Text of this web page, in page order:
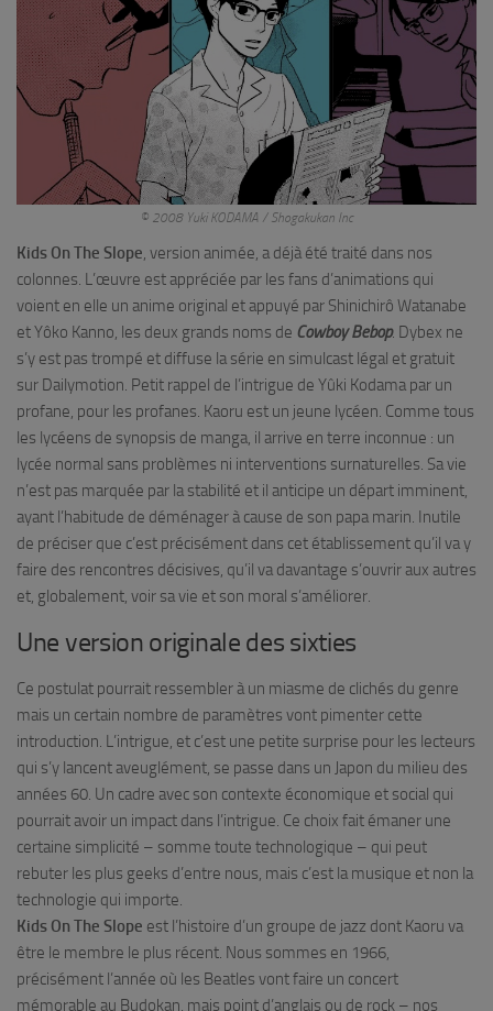
© 2008 Yuki KODAMA / Shogakukan Inc
Kids On The Slope, version animée, a déjà été traité dans nos
colonnes. L’œuvre est appréciée par les fans d’animations qui
voient en elle un anime original et appuyé par Shinichirô Watanabe
et Yôko Kanno, les deux grands noms de Cowboy Bebop. Dybex ne
s’y est pas trompé et diffuse la série en simulcast légal et gratuit
sur Dailymotion. Petit rappel de l’intrigue de Yûki Kodama par un
profane, pour les profanes. Kaoru est un jeune lycéen. Comme tous
les lycéens de synopsis de manga, il arrive en terre inconnue : un
lycée normal sans problèmes ni interventions surnaturelles. Sa vie
n’est pas marquée par la stabilité et il anticipe un départ imminent,
ayant l’habitude de déménager à cause de son papa marin. Inutile
de préciser que c’est précisément dans cet établissement qu’il va y
faire des rencontres décisives, qu’il va davantage s’ouvrir aux autres
et, globalement, voir sa vie et son moral s’améliorer.
Une version originale des sixties
Ce postulat pourrait ressembler à un miasme de clichés du genre
mais un certain nombre de paramètres vont pimenter cette
introduction. L’intrigue, et c’est une petite surprise pour les lecteurs
qui s’y lancent aveuglément, se passe dans un Japon du milieu des
années 60. Un cadre avec son contexte économique et social qui
pourrait avoir un impact dans l’intrigue. Ce choix fait émaner une
certaine simplicité – somme toute technologique – qui peut
rebuter les plus geeks d’entre nous, mais c’est la musique et non la
technologie qui importe.
Kids On The Slope est l’histoire d’un groupe de jazz dont Kaoru va
être le membre le plus récent. Nous sommes en 1966,
précisément l’année où les Beatles vont faire un concert
mémorable au Budokan, mais point d’anglais ou de rock – nos